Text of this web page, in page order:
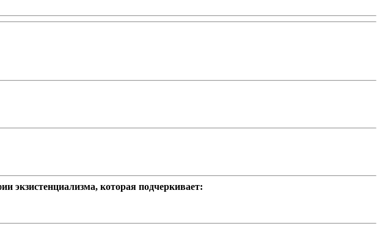
экзистенциализма, которая подчеркивает: